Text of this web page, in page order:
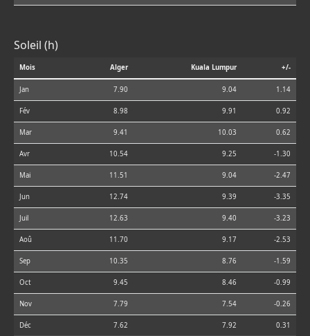
Soleil (h)
Mois Alger Kuala Lumpur +/-
Jan 7.90 9.04 1.14
Fév 8.98 9.91 0.92
Mar 9.41 10.03 0.62
Avr 10.54 9.25 -1.30
Mai 11.51 9.04 -2.47
Jun 12.74 9.39 -3.35
Juil 12.63 9.40 -3.23
Aoû 11.70 9.17 -2.53
Sep 10.35 8.76 -1.59
Oct 9.45 8.46 -0.99
Nov 7.79 7.54 -0.26
Déc 7.62 7.92 0.31